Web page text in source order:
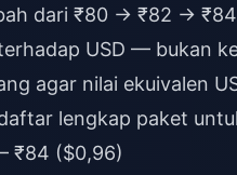
dari ₹80 → ₹82 →
USD — bukan
agar nilai ekuivalen
lengkap paket
₹84 ($0,96)